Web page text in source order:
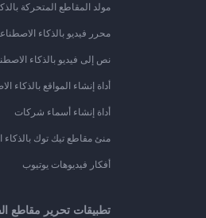
مولد المقاطع المتحركة
محرر فيديو بالذكاء
نص إلى فيديو بالذكاء
أداة إنشاء المواقع بالذكاء
أداة إنشاء أسماء شركات
منئ مقاطع تيك توك بالذكاء
أفكار فيديوهات يوتيوب
تطبيقات تحرير مقاطع